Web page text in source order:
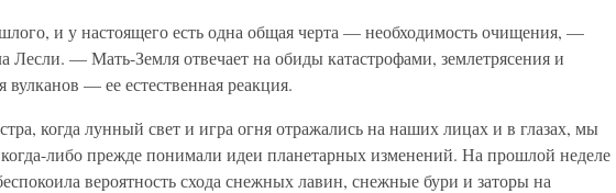
и у настоящего есть одна общая черта — необходимость очищения, —
Лесли. — Мать-Земля отвечает на обиды катастрофами, землетрясения и
вулканов — ее естественная реакция.
когда лунный свет и игра огня отражались на наших лицах и в глазах, мы
либо прежде понимали идеи планетарных изменений. На прошлой неделе
вероятность схода снежных лавин, снежные бури и заторы на